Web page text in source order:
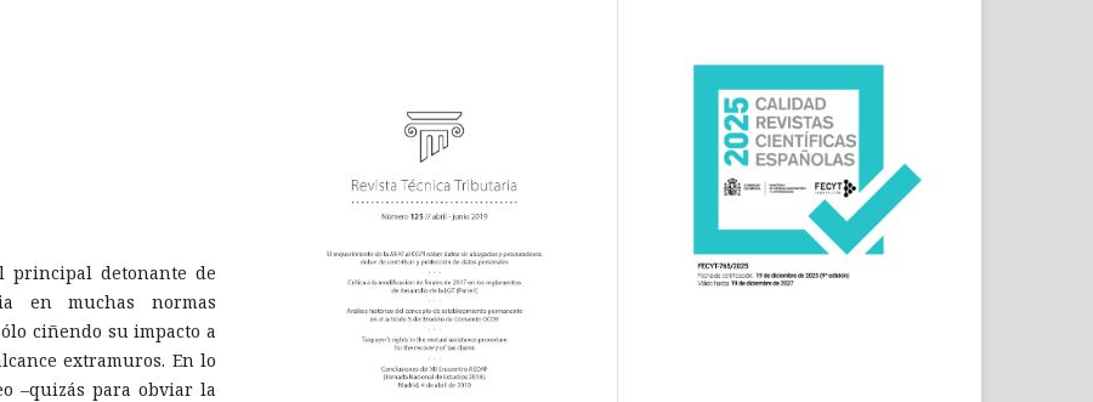
principal detonante de
en muchas normas
ciñendo su impacto a
extramuros. En lo
–quizás para obviar la